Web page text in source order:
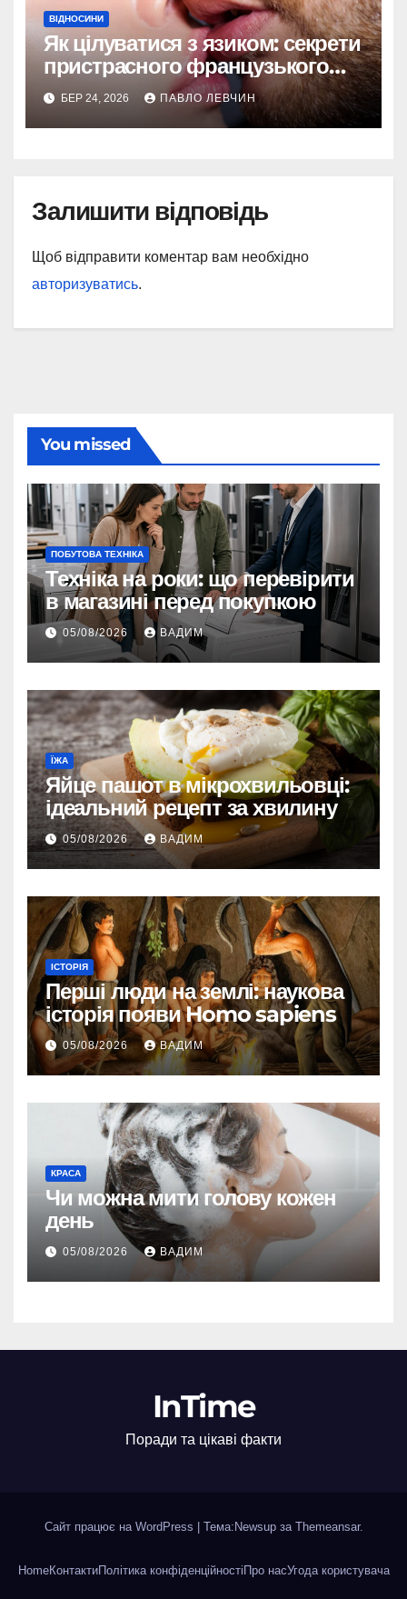
ВІДНОСИНИ
Як цілуватися з язиком: секрети
пристрасного французького
поцілунку
БЕР 24, 2026 ПАВЛО ЛЕВЧИН
Залишити відповідь
Щоб відправити коментар вам необхідно
авторизуватись.
You missed
ПОБУТОВА ТЕХНІКА
Техніка на роки: що перевірити
в магазині перед покупкою
05/08/2026 ВАДИМ
ЇЖА
Яйце пашот в мікрохвильовці:
ідеальний рецепт за хвилину
05/08/2026 ВАДИМ
ІСТОРІЯ
Перші люди на землі: наукова
історія появи Homo sapiens
05/08/2026 ВАДИМ
КРАСА
Чи можна мити голову кожен
день
05/08/2026 ВАДИМ
InTime
Поради та цікаві факти
Сайт працює на WordPress | Тема:Newsup за Themeansar.
HomeКонтактиПолітика конфіденційності Про насУгода користувача